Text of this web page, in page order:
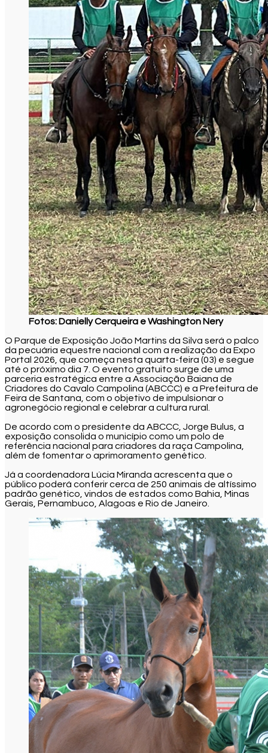
Fotos: Danielly Cerqueira e Washington Nery
O Parque de Exposição João Martins da Silva será o palco
da pecuária equestre nacional com a realização da Expo
Portal 2026, que começa nesta quarta-feira (03) e segue
até o próximo dia 7. O evento gratuito surge de uma
parceria estratégica entre a Associação Baiana de
Criadores do Cavalo Campolina (ABCCC) e a Prefeitura de
Feira de Santana, com o objetivo de impulsionar o
agronegócio regional e celebrar a cultura rural.
De acordo com o presidente da ABCCC, Jorge Bulus, a
exposição consolida o município como um polo de
referência nacional para criadores da raça Campolina,
além de fomentar o aprimoramento genético.
Já a coordenadora Lúcia Miranda acrescenta que o
público poderá conferir cerca de 250 animais de altíssimo
padrão genético, vindos de estados como Bahia, Minas
Gerais, Pernambuco, Alagoas e Rio de Janeiro.